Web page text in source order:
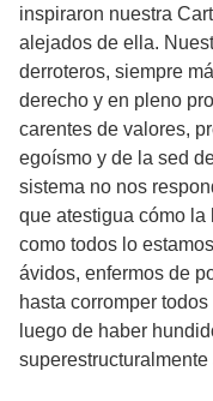
inspiraron nuestra
alejados de ella.
derroteros, siempre
derecho y en pleno
carentes de valores,
egoísmo y de la sed
sistema no nos
que atestigua cómo la
como todos lo
ávidos, enfermos de
hasta corromper
luego de haber